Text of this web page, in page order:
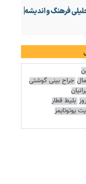
جراح بینی گوشتی
بلیط قطار
یوتوتایمز